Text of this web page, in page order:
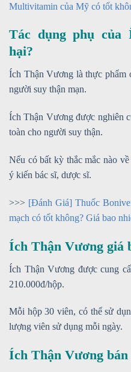
Multivitamin của Mỹ có tốt
Tác dụng phụ của
hại?
Ích Thận Vương là thực phẩm
người suy thận mạn.
Ích Thận Vương được nghiên
toàn cho người suy thận.
Nếu có bất kỳ thắc mắc nào
ý kiến bác sĩ, dược sĩ.
>>> [Đánh Giá] Thuốc
mạch có tốt không? Giá bao
Ích Thận Vương giá
Ích Thận Vương được cung
210.000đ/hộp.
Mỗi hộp 30 viên, có thể sử
lượng viên sử dụng mỗi ngày.
Ích Thận Vương bán